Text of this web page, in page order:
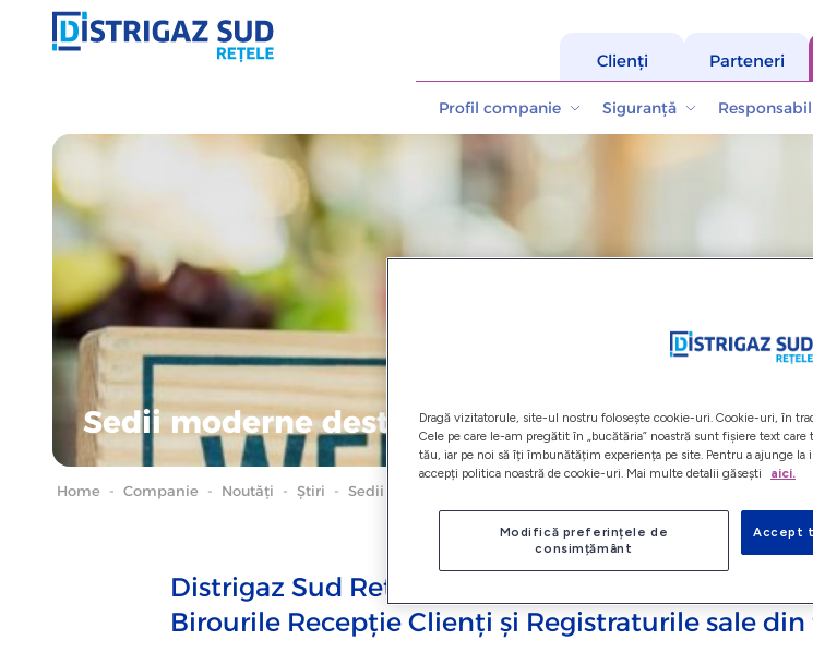
Clienți Parteneri
Profil companie Siguranță
Sedii moderne destinate clienților
Home - Companie - Noutăți - Știri - Sedii moderne destinate clienților
Distrigaz Sud Rețele are unele dintre cele mai
Birourile Recepție Clienți și Registraturile sale
Dragă vizitatorule, site-ul nostru folosește cookie-uri. Cookie-uri, în
Cele pe care le-am pregătit în „bucătăria” noastră sunt fișiere text
tău, iar pe noi să îți îmbunătățim experiența pe site. Pentru a ajunge
accepți politica noastră de cookie-uri. Mai multe detalii găsești
aici.
Modifică preferințele de
consimțământ
Accept